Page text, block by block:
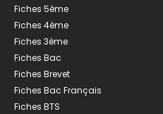
Fiches 5ème
Fiches 4ème
Fiches 3ème
Fiches Bac
Fiches Brevet
Fiches Bac Français
Fiches BTS